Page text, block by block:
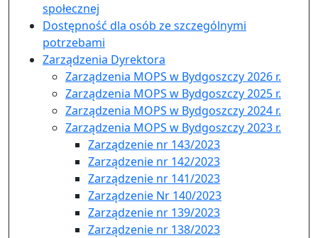
społecznej
Dostępność dla osób ze szczególnymi
potrzebami
Zarządzenia Dyrektora
Zarządzenia MOPS w Bydgoszczy 2026 r.
Zarządzenia MOPS w Bydgoszczy 2025 r.
Zarządzenia MOPS w Bydgoszczy 2024 r.
Zarządzenia MOPS w Bydgoszczy 2023 r.
Zarządzenie nr 143/2023
Zarządzenie nr 142/2023
Zarządzenie nr 141/2023
Zarządzenie Nr 140/2023
Zarządzenie nr 139/2023
Zarządzenie nr 138/2023